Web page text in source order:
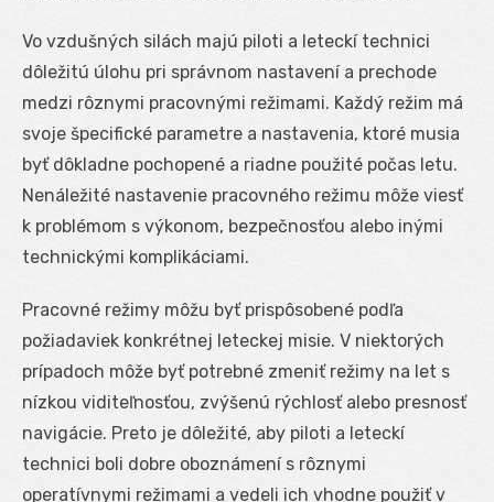
Vo vzdušných silách majú piloti a leteckí technici
dôležitú úlohu pri správnom nastavení a prechode
medzi rôznymi pracovnými režimami. Každý režim má
svoje špecifické parametre a nastavenia, ktoré musia
byť dôkladne pochopené a riadne použité počas letu.
Nenáležité nastavenie pracovného režimu môže viesť
k problémom s výkonom, bezpečnosťou alebo inými
technickými komplikáciami.
Pracovné režimy môžu byť prispôsobené podľa
požiadaviek konkrétnej leteckej misie. V niektorých
prípadoch môže byť potrebné zmeniť režimy na let s
nízkou viditeľnosťou, zvýšenú rýchlosť alebo presnosť
navigácie. Preto je dôležité, aby piloti a leteckí
technici boli dobre oboznámení s rôznymi
operatívnymi režimami a vedeli ich vhodne použiť v